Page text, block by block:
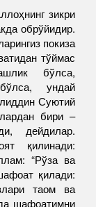
зикри
обрўйидир.
покиза
тўймас
бўлса,
ундай
Суютий
бири –
дейдилар.
қилинади:
“Рўза ва
қилади:
таом ва
шафоатимни